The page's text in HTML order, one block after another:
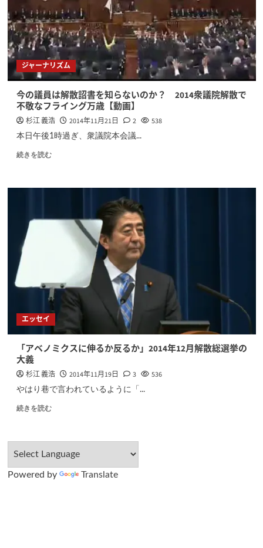
ジャーナリズム
今の議員は解散詔書を知らないのか？ 2014衆議院解散で
不敬なフライング万歳【動画】
杉江 義浩 2014年11月21日 2 538
本日午後1時過ぎ、衆議院本会議...
続きを読む
エッセイ
「アベノミクスに伸るか反るか」2014年12月解散総選挙の
大義
杉江 義浩 2014年11月19日 3 536
やはり巷で言われているように「...
続きを読む
Powered by Translate